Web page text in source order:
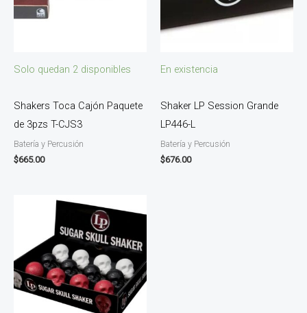
Solo quedan 2 disponibles
Shakers Toca Cajón Paquete
de 3pzs T-CJS3
Batería y Percusión
$665.00
En existencia
Shaker LP Session Grande
LP446-L
Batería y Percusión
$676.00